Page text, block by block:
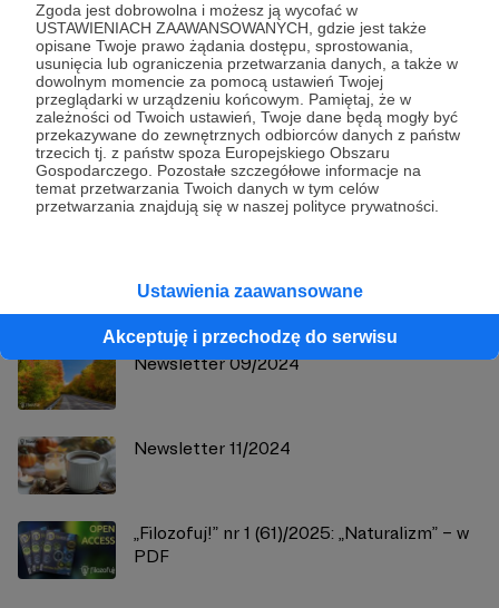
Zgoda jest dobrowolna i możesz ją wycofać w
USTAWIENIACH ZAAWANSOWANYCH, gdzie jest także
opisane Twoje prawo żądania dostępu, sprostowania,
usunięcia lub ograniczenia przetwarzania danych, a także w
dowolnym momencie za pomocą ustawień Twojej
przeglądarki w urządzeniu końcowym. Pamiętaj, że w
zależności od Twoich ustawień, Twoje dane będą mogły być
przekazywane do zewnętrznych odbiorców danych z państw
trzecich tj. z państw spoza Europejskiego Obszaru
Gospodarczego. Pozostałe szczegółowe informacje na
temat przetwarzania Twoich danych w tym celów
przetwarzania znajdują się w naszej polityce prywatności.
Ustawienia zaawansowane
Akceptuję i przechodzę do serwisu
Filozofuj!
Zobacz profil autora
Zobacz również
Newsletter 09/2024
Newsletter 11/2024
„Filozofuj!” nr 1 (61)/2025: „Naturalizm” – w
PDF